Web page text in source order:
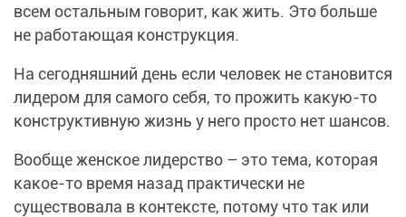
всем остальным говорит, как жить. Это больше
не работающая конструкция.
На сегодняшний день если человек не становится
лидером для самого себя, то прожить какую-то
конструктивную жизнь у него просто нет шансов.
Вообще женское лидерство – это тема, которая
какое-то время назад практически не
существовала в контексте, потому что так или